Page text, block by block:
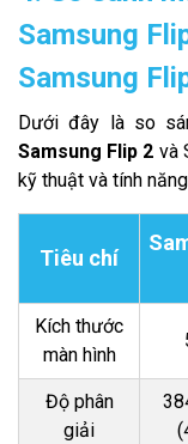
Samsung
Samsung
Dưới đây là so
Samsung Flip 2 và
kỹ thuật và tính
Tiêu chí
Kích thước
màn hình
Độ phân
giải